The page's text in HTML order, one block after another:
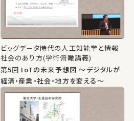
ビッグデータ時代の人工知能学と情報
社会のあり方(学術俯瞰講義)
第5回 IoTの未来予想図 ～デジタルが
経済・産業・社会・地方を変える～